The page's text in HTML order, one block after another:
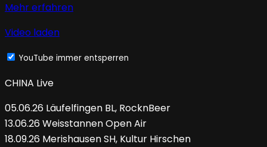
Mehr erfahren
Video laden
YouTube immer entsperren
CHINA Live
05.06.26 Läufelfingen BL, RocknBeer
13.06.26 Weisstannen Open Air
18.09.26 Merishausen SH, Kultur Hirschen